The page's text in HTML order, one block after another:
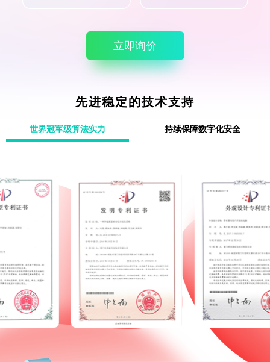
立即询价
先进稳定的技术支持
世界冠军级算法实力 持续保障数字化安全